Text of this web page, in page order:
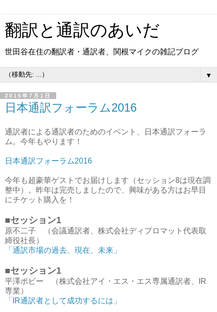
翻訳と通訳のあいだ
世田谷在住の翻訳者・通訳者、関根マイクの雑記ブログ
▼
2016年7月1日
日本通訳フォーラム2016
通訳者による通訳者のためのイベント、日本通訳フォーラ
ム。今年もやります！
日本通訳フォーラム2016
今年も超豪華ゲストでお届けします（セッション8は現在調
整中）。昨年は完売しましたので、興味がある方はお早目
にチケット購入を！
■セッション1
原不二子 （会議通訳者、株式会社ディプロマット代表取
締役社長）
「通訳市場の過去、現在、未来 」
■セッション1
平澤ボビー （株式会社アイ・エス・エス専属通訳者、IR
専業）
「IR通訳者として成功するには」